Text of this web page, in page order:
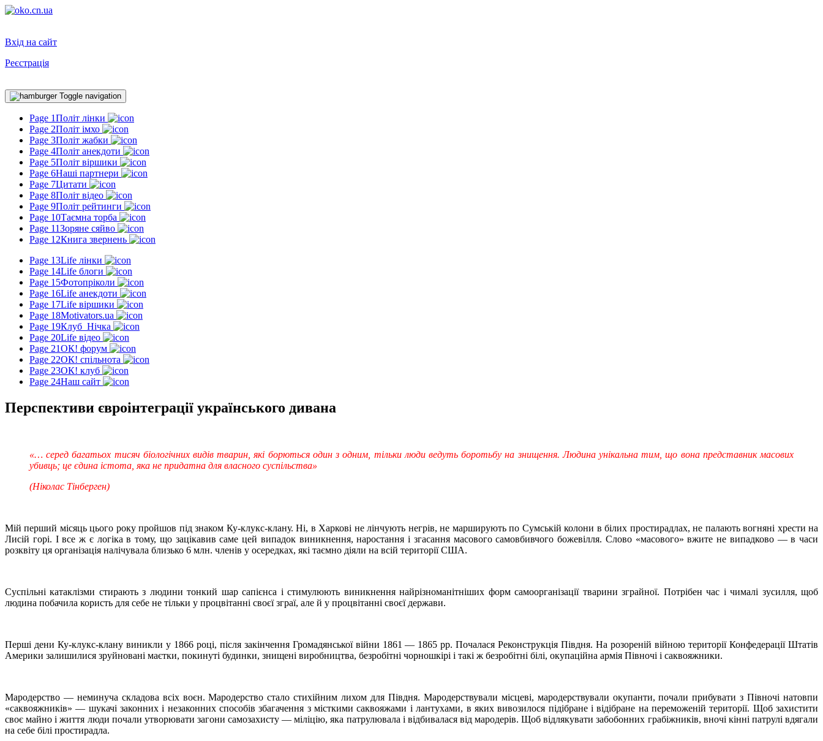
Вхід на сайт
Реєстрація
Toggle navigation
Page 1Політ лінки
Page 2Політ імхо
Page 3Політ жабки
Page 4Політ анекдоти
Page 5Політ віршики
Page 6Наші партнери
Page 7Цитати
Page 8Політ відео
Page 9Політ рейтинги
Page 10Таємна торба
Page 11Зоряне сяйво
Page 12Книга звернень
Page 13Life лінки
Page 14Life блоги
Page 15Фотопріколи
Page 16Life анекдоти
Page 17Life віршики
Page 18Motivators.ua
Page 19Клуб_Нічка
Page 20Life відео
Page 21ОК! форум
Page 22ОК! спільнота
Page 23ОК! клуб
Page 24Наш сайт
Перспективи євроінтеграції українського дивана
«… серед багатьох тисяч біологічних видів тварин, які борються один з одним, тільки люди ведуть боротьбу на знищення. Людина унікальна тим, що вона представник масових
убивць; це єдина істота, яка не придатна для власного суспільства»
(Ніколас Тінберген)
Мій перший місяць цього року пройшов під знаком Ку-клукс-клану. Ні, в Харкові не лінчують негрів, не марширують по Сумській колони в білих простирадлах, не палають вогняні хрести на
Лисій горі. І все ж є логіка в тому, що зацікавив саме цей випадок виникнення, наростання і згасання масового самовбивчого божевілля. Слово «масового» вжите не випадково — в часи
розквіту ця організація налічувала близько 6 млн. членів у осередках, які таємно діяли на всій території США.
Суспільні катаклізми стирають з людини тонкий шар сапієнса і стимулюють виникнення найрізноманітніших форм самоорганізації тварини зграйної. Потрібен час і чималі зусилля, щоб
людина побачила користь для себе не тільки у процвітанні своєї зграї, але й у процвітанні своєї держави.
Перші дени Ку-клукс-клану виникли у 1866 році, після закінчення Громадянської війни 1861 — 1865 рр. Почалася Реконструкція Півдня. На розореній війною території Конфедерації Штатів
Америки залишилися зруйновані маєтки, покинуті будинки, знищені виробництва, безробітні чорношкірі і такі ж безробітні білі, окупаційна армія Півночі і саквояжники.
Мародерство — неминуча складова всіх воєн. Мародерство стало стихійним лихом для Півдня. Мародерствували місцеві, мародерствували окупанти, почали прибувати з Півночі натовпи
«саквояжників» — шукачі законних і незаконних способів збагачення з місткими саквояжами і лантухами, в яких вивозилося підібране і відібране на переможеній території. Щоб захистити
своє майно і життя люди почали утворювати загони самозахисту — міліцію, яка патрулювала і відбивалася від мародерів. Щоб відлякувати забобонних грабіжників, вночі кінні патрулі вдягали
на себе білі простирадла.